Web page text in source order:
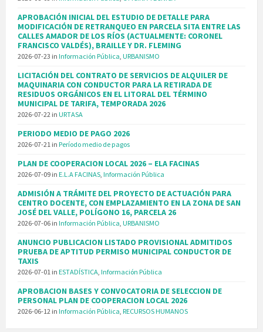
APROBACIÓN INICIAL DEL ESTUDIO DE DETALLE PARA
MODIFICACIÓN DE RETRANQUEO EN PARCELA SITA ENTRE LAS
CALLES AMADOR DE LOS RÍOS (ACTUALMENTE: CORONEL
FRANCISCO VALDÉS), BRAILLE Y DR. FLEMING
2026-07-23 in Información Pública URBANISMO
LICITACIÓN DEL CONTRATO DE SERVICIOS DE ALQUILER DE
MAQUINARIA CON CONDUCTOR PARA LA RETIRADA DE
RESIDUOS ORGÁNICOS EN EL LITORAL DEL TÉRMINO
MUNICIPAL DE TARIFA, TEMPORADA 2026
2026-07-22 in URTASA
PERIODO MEDIO DE PAGO 2026
2026-07-21 in Período medio de pagos
PLAN DE COOPERACION LOCAL 2026 – ELA FACINAS
2026-07-09 in E.L.A FACINAS Información Pública
ADMISIÓN A TRÁMITE DEL PROYECTO DE ACTUACIÓN PARA
CENTRO DOCENTE, CON EMPLAZAMIENTO EN LA ZONA DE SAN
JOSÉ DEL VALLE, POLÍGONO 16, PARCELA 26
2026-07-06 in Información Pública URBANISMO
ANUNCIO PUBLICACION LISTADO PROVISIONAL ADMITIDOS
PRUEBA DE APTITUD PERMISO MUNICIPAL CONDUCTOR DE
TAXIS
2026-07-01 in ESTADÍSTICA Información Pública
APROBACION BASES Y CONVOCATORIA DE SELECCION DE
PERSONAL PLAN DE COOPERACION LOCAL 2026
2026-06-12 in Información Pública RECURSOS HUMANOS